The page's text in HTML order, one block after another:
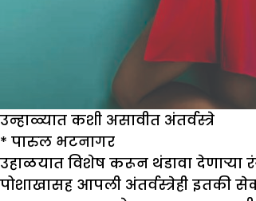
उन्हाळ्यात कशी असावीत अंतर्वस्त्रे
* पारुल भटनागर
उहाळयात विशेष करून थंडावा देणाऱ्या
पोशाखासह आपली अंतर्वस्त्रेही इतकी